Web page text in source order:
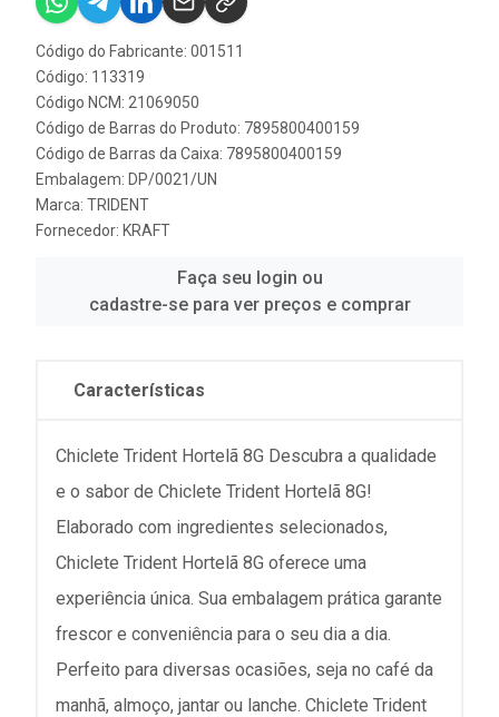
Código do Fabricante: 001511
Código: 113319
Código NCM: 21069050
Código de Barras do Produto: 7895800400159
Código de Barras da Caixa: 7895800400159
Embalagem: DP/0021/UN
Marca: TRIDENT
Fornecedor: KRAFT
Faça seu login ou
cadastre-se para ver preços e comprar
Características
Chiclete Trident Hortelã 8G Descubra a qualidade
e o sabor de Chiclete Trident Hortelã 8G!
Elaborado com ingredientes selecionados,
Chiclete Trident Hortelã 8G oferece uma
experiência única. Sua embalagem prática garante
frescor e conveniência para o seu dia a dia.
Perfeito para diversas ocasiões, seja no café da
manhã, almoço, jantar ou lanche. Chiclete Trident